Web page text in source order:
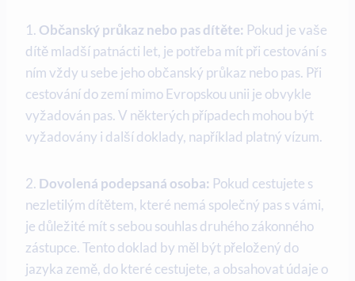
1. Občanský průkaz nebo pas dítěte: Pokud je vaše
dítě mladší patnácti let, je potřeba mít při cestování s
ním vždy u sebe jeho občanský průkaz nebo pas. Při
cestování do zemí mimo Evropskou unii je obvykle
vyžadován pas. V některých případech mohou být
vyžadovány i další doklady, například platný vízum.
2. Dovolená podepsaná osoba: Pokud cestujete s
nezletilým dítětem, které nemá společný pas s vámi,
je důležité mít s sebou souhlas druhého zákonného
zástupce. Tento doklad by měl být přeložený do
jazyka země, do které cestujete, a obsahovat údaje o